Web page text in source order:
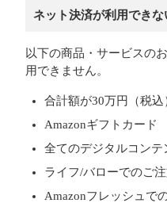
ネット決済が利用できな
以下の商品・サービスの
用できません。
合計額が30万円（税
Amazonギフトカード
全てのデジタルコンテ
ライフ/バローでのご
Amazonフレッシュで